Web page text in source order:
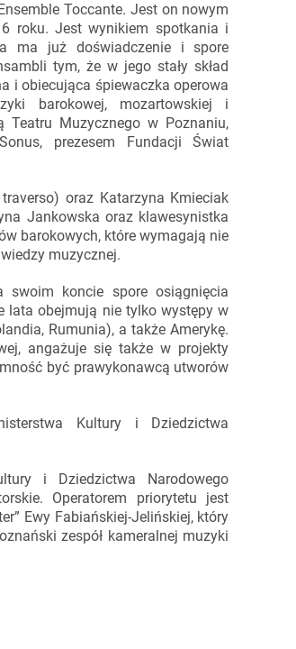
Toccante. Jest on nowym
roku. Jest wynikiem spotkania i
ma już doświadczenie i spore
tym, że w jego stały skład
i obiecująca śpiewaczka operowa
barokowej, mozartowskiej i
Teatru Muzycznego w Poznaniu,
prezesem Fundacji Świat
oraz Katarzyna Kmieciak
Jankowska oraz klawesynistka
barokowych, które wymagają nie
muzycznej.
swoim koncie spore osiągnięcia
lata obejmują nie tylko występy w
Rumunia), a także Amerykę.
angażuje się także w projekty
być prawykonawcą utworów
Kultury i Dziedzictwa
i Dziedzictwa Narodowego
Operatorem priorytetu jest
Ewy Fabiańskiej-Jelińskiej, który
zespół kameralnej muzyki